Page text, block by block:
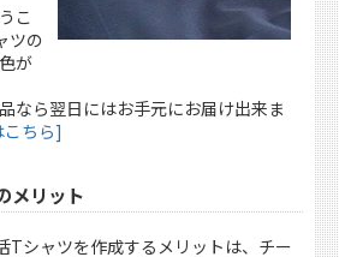
こ
ツの
が
なら翌日にはお手元にお届け出来ま
ちら]
メリット
Tシャツを作成するメリットは、チー